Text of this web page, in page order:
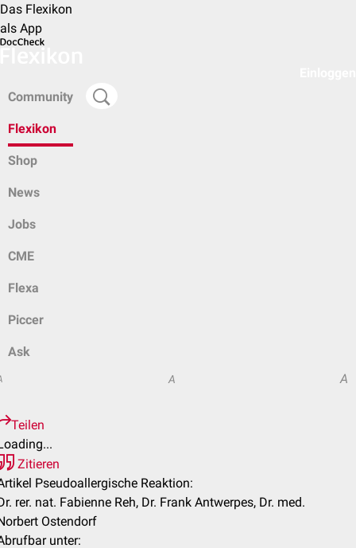
Das Flexikon
als App
Community
Flexikon
Shop
News
Jobs
CME
Flexa
Piccer
Ask
A A
Teilen
Zitieren
Pseudoallergische Reaktion:
rer. nat. Fabienne Reh, Dr. Frank Antwerpes, Dr. med.
Ostendorf
unter: